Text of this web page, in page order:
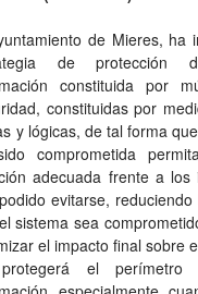
de Mieres, ha
de protección
constituida por
constituidas por
y lógicas, de tal forma
comprometida
adecuada frente a los
evitarse,
sistema sea
el impacto final sobre
el perímetro